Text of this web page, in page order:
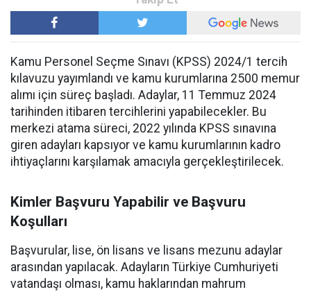
Kamu Personel Seçme Sınavı (KPSS) 2024/1 tercih
kılavuzu yayımlandı ve kamu kurumlarına 2500 memur
alımı için süreç başladı. Adaylar, 11 Temmuz 2024
tarihinden itibaren tercihlerini yapabilecekler. Bu
merkezi atama süreci, 2022 yılında KPSS sınavına
giren adayları kapsıyor ve kamu kurumlarının kadro
ihtiyaçlarını karşılamak amacıyla gerçekleştirilecek.
Kimler Başvuru Yapabilir ve Başvuru
Koşulları
Başvurular, lise, ön lisans ve lisans mezunu adaylar
arasından yapılacak. Adayların Türkiye Cumhuriyeti
vatandaşı olması, kamu haklarından mahrum